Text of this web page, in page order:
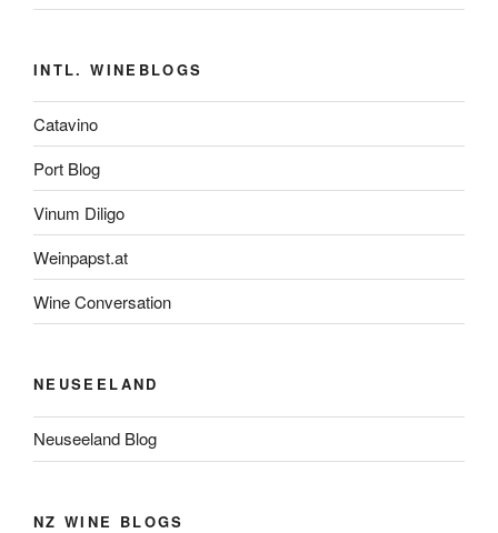
INTL. WINEBLOGS
Catavino
Port Blog
Vinum Diligo
Weinpapst.at
Wine Conversation
NEUSEELAND
Neuseeland Blog
NZ WINE BLOGS